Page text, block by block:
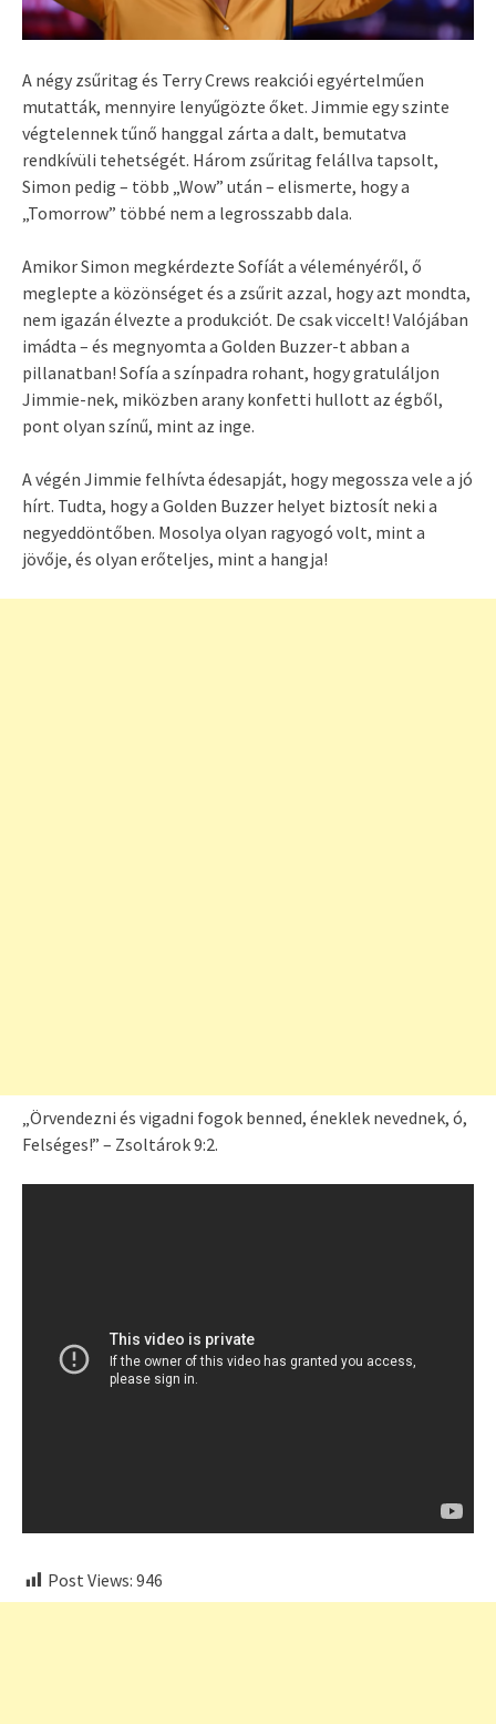
A négy zsűritag és Terry Crews reakciói egyértelműen
mutatták, mennyire lenyűgözte őket. Jimmie egy szinte
végtelennek tűnő hanggal zárta a dalt, bemutatva
rendkívüli tehetségét. Három zsűritag felállva tapsolt,
Simon pedig – több „Wow” után – elismerte, hogy a
„Tomorrow” többé nem a legrosszabb dala.
Amikor Simon megkérdezte Sofíát a véleményéről, ő
meglepte a közönséget és a zsűrit azzal, hogy azt mondta,
nem igazán élvezte a produkciót. De csak viccelt! Valójában
imádta – és megnyomta a Golden Buzzer-t abban a
pillanatban! Sofía a színpadra rohant, hogy gratuláljon
Jimmie-nek, miközben arany konfetti hullott az égből,
pont olyan színű, mint az inge.
A végén Jimmie felhívta édesapját, hogy megossza vele a jó
hírt. Tudta, hogy a Golden Buzzer helyet biztosít neki a
negyeddöntőben. Mosolya olyan ragyogó volt, mint a
jövője, és olyan erőteljes, mint a hangja!
„Örvendezni és vigadni fogok benned, éneklek nevednek, ó,
Felséges!” – Zsoltárok 9:2.
Post Views: 946